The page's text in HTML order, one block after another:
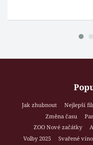
Jak zhubnout Nejlepší
Změna času
ZOO Nové začátky
Volby 2025
Svařené víno